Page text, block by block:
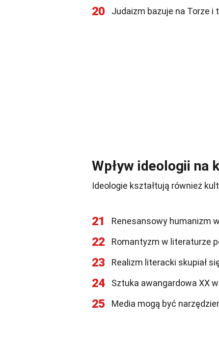
20 Judaizm bazuje na Torze i
Wpływ ideologii na
Ideologie kształtują również
21 Renesansowy humanizm
22 Romantyzm w literaturze
23 Realizm literacki skupiał
24 Sztuka awangardowa XX
25 Media mogą być